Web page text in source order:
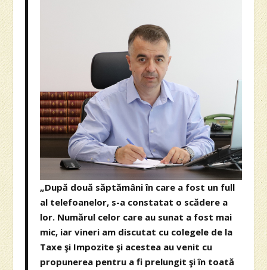
„După două săptămâni în care a fost un full
al telefoanelor, s-a constatat o scădere a
lor. Numărul celor care au sunat a fost mai
mic, iar vineri am discutat cu colegele de la
Taxe şi Impozite şi acestea au venit cu
propunerea pentru a fi prelungit şi în toată